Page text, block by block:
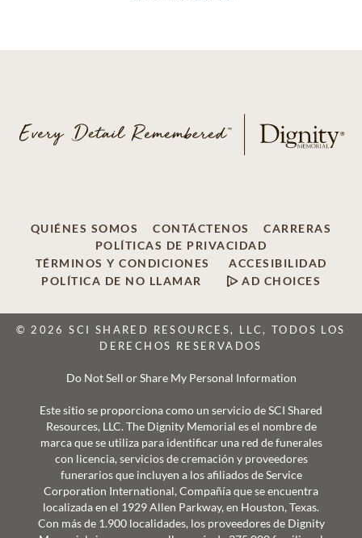
QUIÉNES SOMOS CONTÁCTENOS
CARRERAS
POLÍTICAS DE PRIVACIDAD
TÉRMINOS Y CONDICIONES
ACCESIBILIDAD
POLÍTICA DE NO LLAMAR
AD CHOICES
© 2026 SCI SHARED RESOURCES, LLC, TODOS LOS
DERECHOS RESERVADOS
Do Not Sell or Share My Personal Information
Este sitio se proporciona como un servicio de SCI Shared
Resources, LLC. The Dignity Memorial es el nombre de
marca que se utiliza para identificar una red de funerales
con licencia, servicios de cremación y proveedores
funerarios que incluyen a los afiliados de Service
Corporation International, Compañía que se encuentra
localizada en el 1929 Allen Parkway, en Houston, Texas.
Con más de 1.900 localidades, los proveedores de Dignity